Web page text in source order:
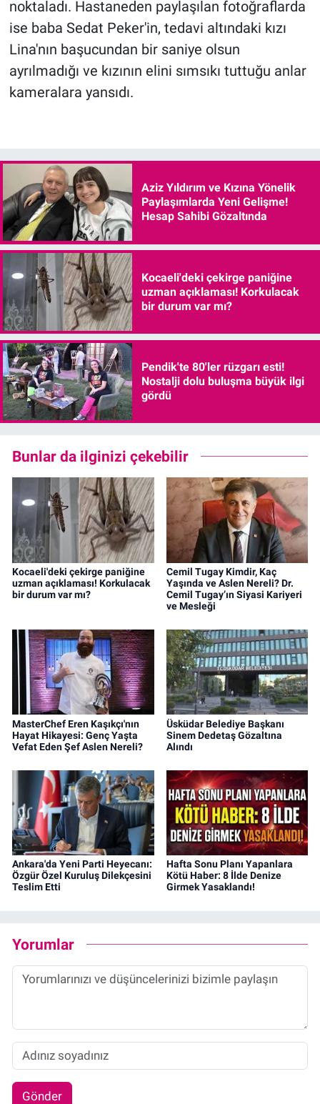
noktaladı. Hastaneden paylaşılan fotoğraflarda
ise baba Sedat Peker'in, tedavi altındaki kızı
Lina'nın başucundan bir saniye olsun
ayrılmadığı ve kızının elini sımsıkı tuttuğu anlar
kameralara yansıdı.
Aziz Yıldırım ve Kızına Yönelik
Paylaşımlarda Yeni Gelişme!
Hesap Sahibi Gözaltında
Kocaeli'deki çekirge paniğine
uzman açıklaması! Korkulacak
bir durum var mı?
Pendik'te 80'ler rüzgarı esti!
Nostalji dolu buluşma büyük ilgi
gördü
Bunlar da ilginizi çekebilir
Kocaeli'deki çekirge paniğine
uzman açıklaması! Korkulacak
bir durum var mı?
Cemil Tugay Kimdir, Kaç
Yaşında ve Aslen Nereli? Dr.
Cemil Tugay’ın Siyasi Kariyeri
ve Mesleği
MasterChef Eren Kaşıkçı'nın
Hayat Hikayesi: Genç Yaşta
Vefat Eden Şef Aslen Nereli?
Üsküdar Belediye Başkanı
Sinem Dedetaş Gözaltına
Alındı
Ankara'da Yeni Parti Heyecanı:
Özgür Özel Kuruluş Dilekçesini
Teslim Etti
Hafta Sonu Planı Yapanlara
Kötü Haber: 8 İlde Denize
Girmek Yasaklandı!
Yorumlar
Gönder